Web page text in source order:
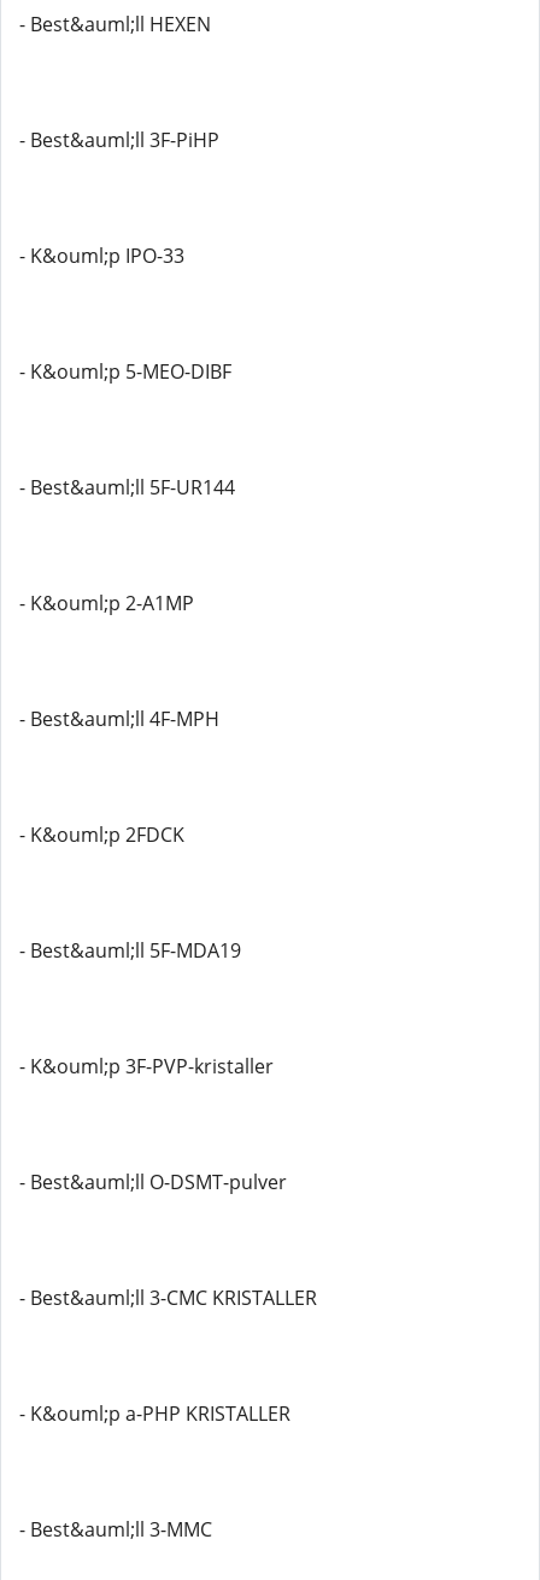
- Best&auml;ll HEXEN
- Best&auml;ll 3F-PiHP
- K&ouml;p IPO-33
- K&ouml;p 5-MEO-DIBF
- Best&auml;ll 5F-UR144
- K&ouml;p 2-A1MP
- Best&auml;ll 4F-MPH
- K&ouml;p 2FDCK
- Best&auml;ll 5F-MDA19
- K&ouml;p 3F-PVP-kristaller
- Best&auml;ll O-DSMT-pulver
- Best&auml;ll 3-CMC KRISTALLER
- K&ouml;p a-PHP KRISTALLER
- Best&auml;ll 3-MMC